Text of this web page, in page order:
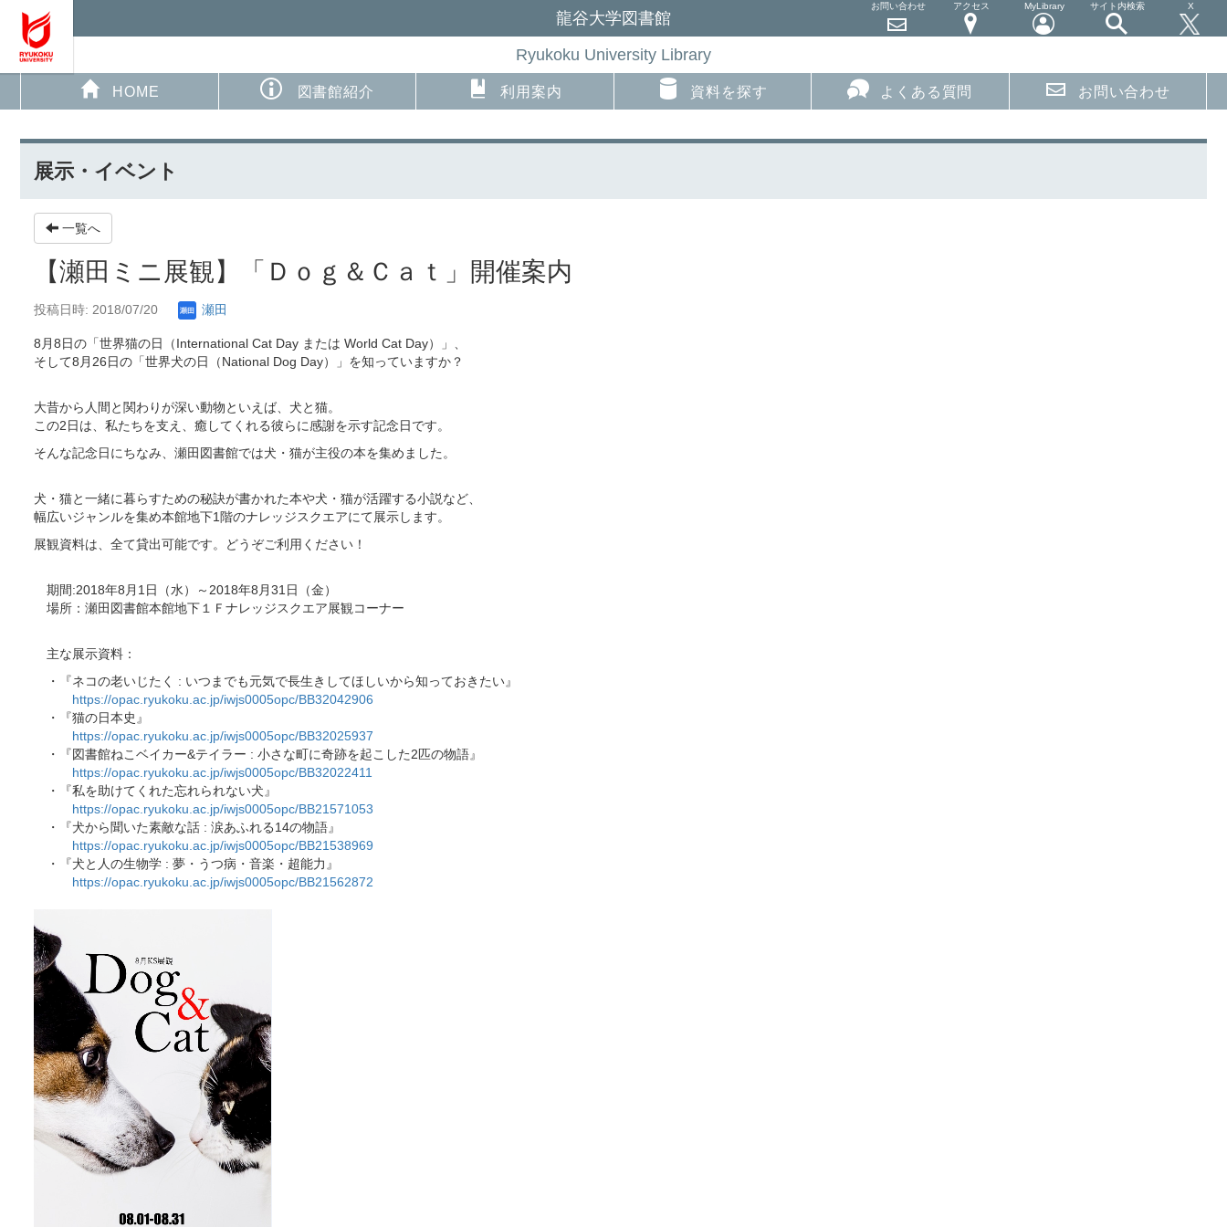
龍谷大学図書館
Ryukoku University Library
お問い合わせ アクセス MyLibrary サイト内検索 X
HOME 図書館紹介 利用案内 資料を探す よくある質問 お問い合わせ
展示・イベント
一覧へ
【瀬田ミニ展観】「Ｄｏｇ＆Ｃａｔ」開催案内
投稿日時: 2018/07/20 瀬田
8月8日の「世界猫の日（International Cat Day または World Cat Day）」、
そして8月26日の「世界犬の日（National Dog Day）」を知っていますか？
大昔から人間と関わりが深い動物といえば、犬と猫。
この2日は、私たちを支え、癒してくれる彼らに感謝を示す記念日です。
そんな記念日にちなみ、瀬田図書館では犬・猫が主役の本を集めました。
犬・猫と一緒に暮らすための秘訣が書かれた本や犬・猫が活躍する小説など、
幅広いジャンルを集め本館地下1階のナレッジスクエアにて展示します。
展観資料は、全て貸出可能です。どうぞご利用ください！
期間:2018年8月1日（水）～2018年8月31日（金）
場所：瀬田図書館本館地下１Ｆナレッジスクエア展観コーナー
主な展示資料：
・『ネコの老いじたく : いつまでも元気で長生きしてほしいから知っておきたい』
https://opac.ryukoku.ac.jp/iwjs0005opc/BB32042906
・『猫の日本史』
https://opac.ryukoku.ac.jp/iwjs0005opc/BB32025937
・『図書館ねこベイカー&テイラー : 小さな町に奇跡を起こした2匹の物語』
https://opac.ryukoku.ac.jp/iwjs0005opc/BB32022411
・『私を助けてくれた忘れられない犬』
https://opac.ryukoku.ac.jp/iwjs0005opc/BB21571053
・『犬から聞いた素敵な話 : 涙あふれる14の物語』
https://opac.ryukoku.ac.jp/iwjs0005opc/BB21538969
・『犬と人の生物学 : 夢・うつ病・音楽・超能力』
https://opac.ryukoku.ac.jp/iwjs0005opc/BB21562872